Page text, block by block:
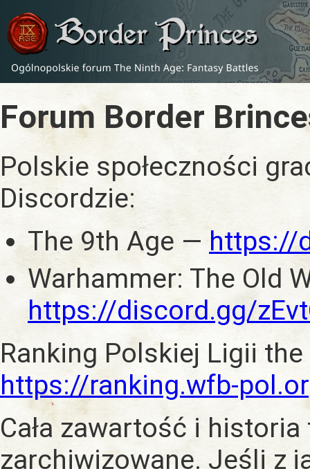
Forum Border
Polskie społeczności
Discordzie:
The 9th Age —https://
Warhammer: The Old
https://discord.gg/
Ranking Polskiej Ligii
https://ranking.wfb-
Cała zawartość i historia
zarchiwizowane. Jeśli z